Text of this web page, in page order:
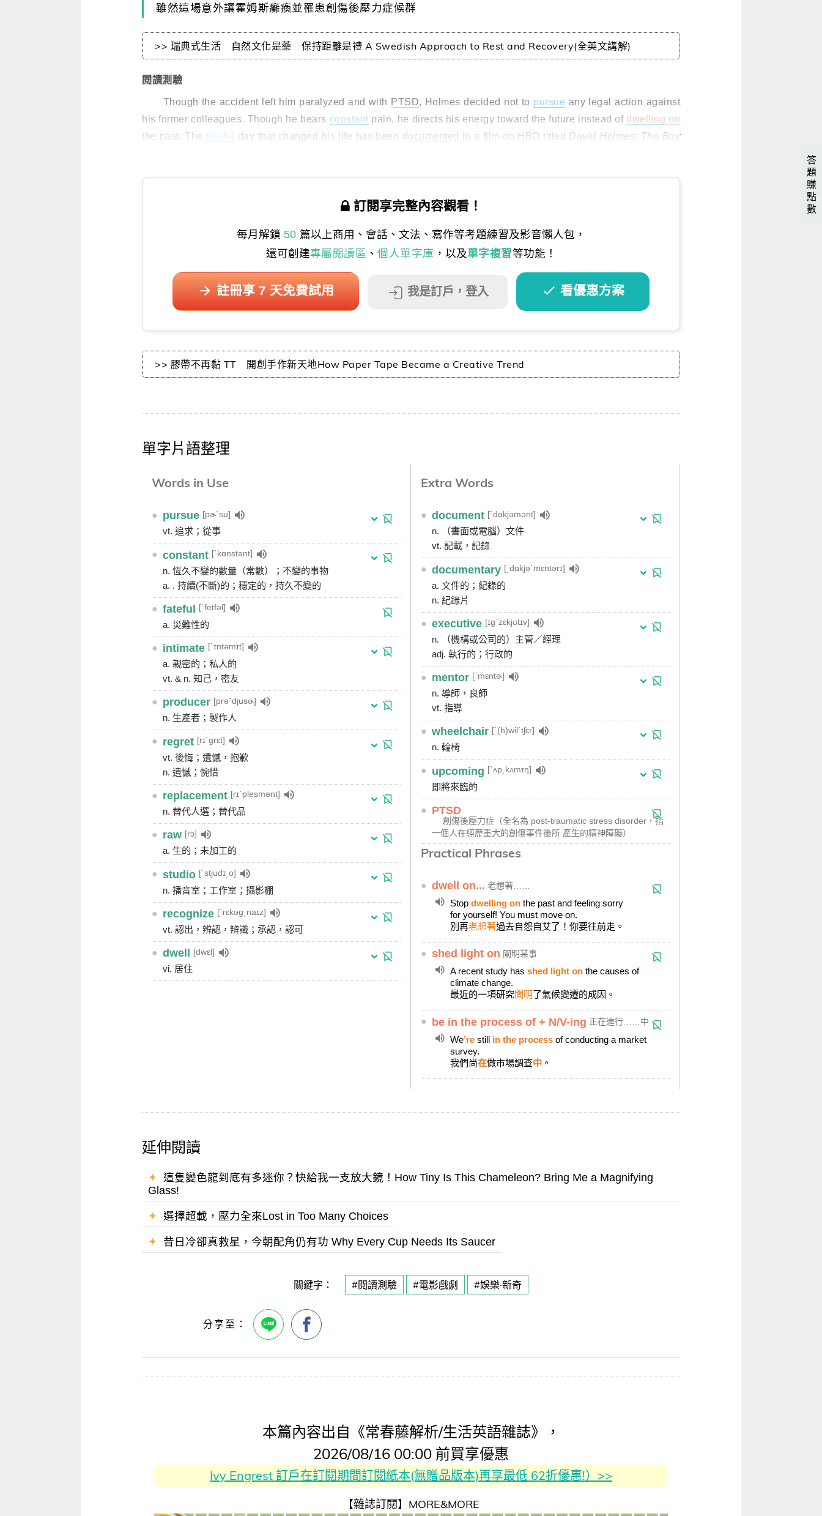
雖然這場意外讓霍姆斯癱瘓並罹患創傷後壓力症候群
>> 瑞典式生活 自然文化是藥 保持距離是禮 A Swedish Approach to Rest and Recovery(全英文講解)
閱讀測驗
Though the accident left him paralyzed and with PTSD, Holmes decided not to pursue any legal action against
his former colleagues. Though he bears constant pain, he directs his energy toward the future instead of dwelling on
the past. The fateful day that changed his life has been documented in a film on HBO titled David Holmes: The Boy
訂閱享完整內容觀看！
每月解鎖 50 篇以上商用、會話、文法、寫作等考題練習及影音懶人包，
還可創建專屬閱讀區 、 個人單字庫 ，以及單字複習等功能！
註冊享 7 天免費試用 我是訂戶，登入 看優惠方案
>> 膠帶不再黏 TT 開創手作新天地How Paper Tape Became a Creative Trend
單字片語整理
Words in Use
● pursue [pɚˋsu]
vt. 追求；從事
● constant [ˋkɑnstənt]
n. 恆久不變的數量（常數）；不變的事物
a. . 持續(不斷)的；穩定的，持久不變的
● fateful [ˋfetfəl]
a. 災難性的
● intimate [ˋɪntəmɪt]
a. 親密的；私人的
vt. & n. 知己，密友
● producer [prəˋdjusɚ]
n. 生產者；製作人
● regret [rɪˋgrɛt]
vt. 後悔；遺憾，抱歉
n. 遺憾；惋惜
● replacement [rɪˋplesmənt]
n. 替代人選；替代品
● raw [rɔ]
a. 生的；未加工的
● studio [ˋstjudɪ͵o]
n. 播音室；工作室；攝影棚
● recognize [ˋrɛkəg͵naɪz]
vt. 認出，辨認，辨識；承認，認可
● dwell [dwɛl]
vi. 居住
Extra Words
● document [ˋdɑkjəmənt]
n. （書面或電腦）文件
vt. 記載，記錄
● documentary [͵dɑkjəˋmɛntərɪ]
a. 文件的；紀錄的
n. 紀錄片
● executive [ɪgˋzɛkjʊtɪv]
n. （機構或公司的）主管／經理
adj. 執行的；行政的
● mentor [ˋmɛntɚ]
n. 導師，良師
vt. 指導
● wheelchair [ˋ(h)wilˋtʃɛr]
n. 輪椅
● upcoming [ˋʌp͵kʌmɪŋ]
即將來臨的
● PTSD
創傷後壓力症（全名為 post-traumatic stress disorder，指
一個人在經歷重大的創傷事件後所 產生的精神障礙）
Practical Phrases
● dwell on... 老想著……
Stop dwelling on the past and feeling sorry
for yourself! You must move on.
別再老想著過去自怨自艾了！你要往前走。
● shed light on 闡明某事
A recent study has shed light on the causes of
climate change.
最近的一項研究闡明了氣候變遷的成因。
● be in the process of + N/V-ing 正在進行……中
We’re still in the process of conducting a market
survey.
我們尚在做市場調查中 。
延伸閱讀
✦ 這隻變色龍到底有多迷你？快給我一支放大鏡！How Tiny Is This Chameleon? Bring Me a Magnifying
Glass!
✦ 選擇超載，壓力全來Lost in Too Many Choices
✦ 昔日冷卻真救星，今朝配角仍有功 Why Every Cup Needs Its Saucer
關鍵字： #閱讀測驗 #電影戲劇 #娛樂·新奇
本篇內容出自《常春藤解析/生活英語雜誌》，
2026/08/16 00:00 前買享優惠
Ivy Engrest 訂戶在訂閱期間訂閱紙本(無贈品版本)再享最低 62折優惠!）>>
【雜誌訂閱】MORE&MORE
答
題
賺
點
數